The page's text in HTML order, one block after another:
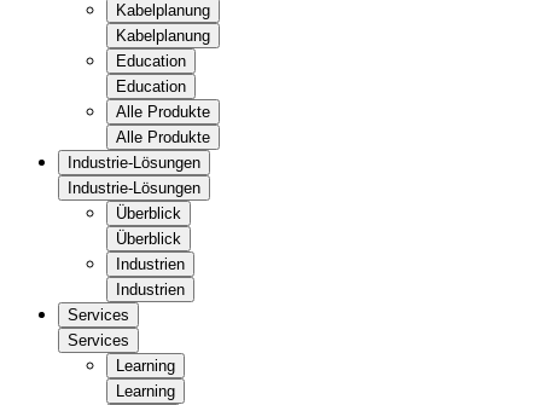
Kabelplanung
Kabelplanung
Education
Education
Alle Produkte
Alle Produkte
Industrie-Lösungen
Industrie-Lösungen
Überblick
Überblick
Industrien
Industrien
Services
Services
Learning
Learning